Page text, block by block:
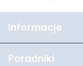
Informacje
Poradniki